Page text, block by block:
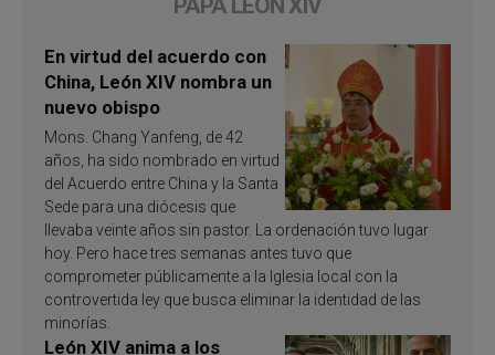
En virtud del acuerdo con
China, León XIV nombra un
nuevo obispo
Mons. Chang Yanfeng, de 42
años, ha sido nombrado en virtud
del Acuerdo entre China y la Santa
Sede para una diócesis que
llevaba veinte años sin pastor. La ordenación tuvo lugar
hoy. Pero hace tres semanas antes tuvo que
comprometer públicamente a la Iglesia local con la
controvertida ley que busca eliminar la identidad de las
minorías.
León XIV anima a los